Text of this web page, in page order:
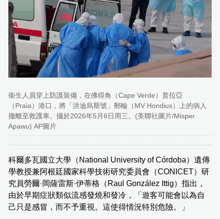
衞生人員穿上防護裝備，在佛得角（Cape Verde）普拉亞
（Praia）港口，將「洪迪烏斯號」郵輪（MV Hondius）上的病人
撤離至救護車。攝於2026年5月6日周三。(美聯社圖片/Misper
Apawu) AP圖片
科爾多瓦國立大學（National University of Córdoba）遺傳
學教授兼阿根廷國家科學技術研究委員會（CONICET）研
究員勞爾·岡薩雷斯·伊蒂格（Raul González Ittig）指出，
由於早期症狀類似流感發燒和發冷，「遊客可能會以為自
己只是感冒，而不予重視。這使得情況特別危險。」